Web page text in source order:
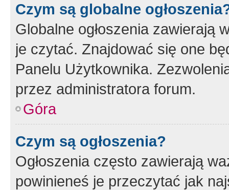
Czym są globalne
Globalne ogłoszenia zawierają
je czytać. Znajdować się one
Panelu Użytkownika.
przez administratora forum.
Góra
Czym są ogłoszenia?
Ogłoszenia często zawierają
powinieneś je przeczytać jak